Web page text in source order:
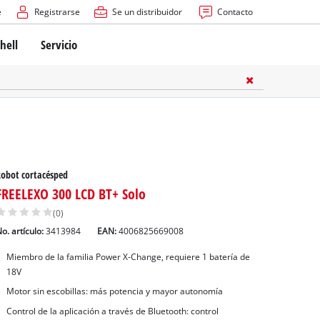
Registrarse Se un distribuidor Contacto
Servicio
cortacésped
300 LCD BT+ Solo
(0)
artículo: 3413984 EAN:4006825669008
Miembro de la familia Power X-Change, requiere 1 batería de
18V
Motor sin escobillas: más potencia y mayor autonomía
Control de la aplicación a través de Bluetooth: control